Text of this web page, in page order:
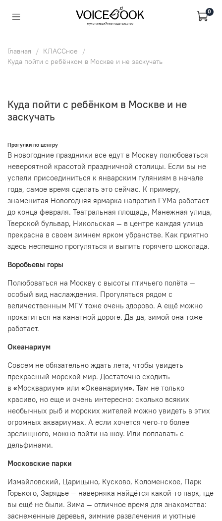
0
Главная
КЛАССное
Куда пойти с ребёнком в Москве и не заскучать
Куда пойти с ребёнком в Москве и не
заскучать
Прогулки по центру
В новогодние праздники все едут в Москву полюбоваться
невероятной красотой праздничной столицы. Если вы не
успели присоединиться к январским гуляниям в начале
года, самое время сделать это сейчас. К примеру,
знаменитая Новогодняя ярмарка напротив ГУМа работает
до конца февраля. Театральная площадь, Манежная улица,
Тверской бульвар, Никольская — в центре каждая улица
прекрасна в своем зимнем ярком убранстве. Как приятно
здесь неспешно прогуляться и выпить горячего шоколада.
Воробьевы горы
Полюбоваться на Москву с высоты птичьего полёта —
особый вид наслаждения. Прогуляться рядом с
величественным МГУ тоже очень здорово. А ещё можно
прокатиться на канатной дороге. Да-да, зимой она тоже
работает.
Океанариум
Совсем не обязательно ждать лета, чтобы увидеть
прекрасный морской мир. Достаточно сходить
в «Москвариум» или «Океанариум». Там не только
красиво, но еще и очень интересно: сколько всяких
необычных рыб и морских жителей можно увидеть в этих
огромных аквариумах. А если хочется чего-то более
зрелищного, можно пойти на шоу. Или поплавать с
дельфинами.
Московские парки
Измайловский, Царицыно, Кусково, Коломенское, Парк
Горького, Зарядье — наверняка найдётся какой-то парк, где
вы ещё не были. Зима — отличное время для знакомства:
заснеженные деревья, зимние развлечения и уютные